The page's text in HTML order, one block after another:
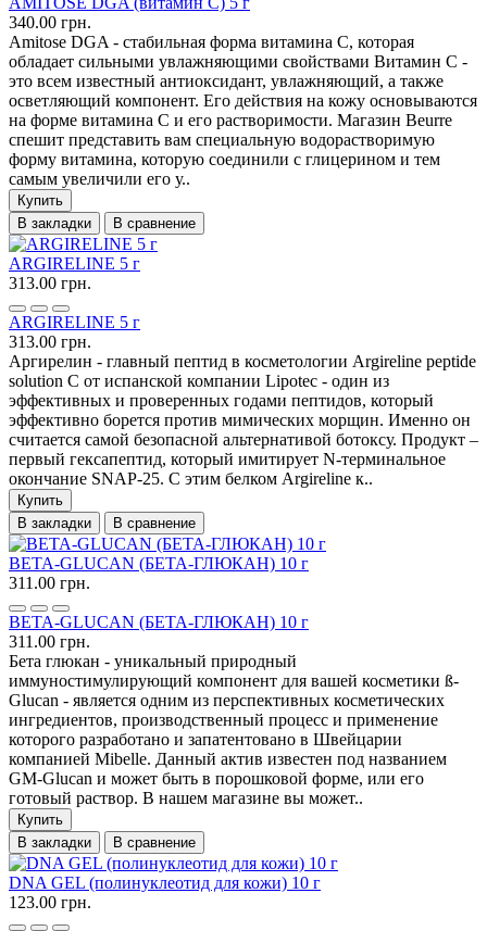
340.00 грн.
Amitose DGA - стабильная форма витамина С, которая
обладает сильными увлажняющими свойствами Витамин С -
это всем известный антиоксидант, увлажняющий, а также
осветляющий компонент. Его действия на кожу основываются
на форме витамина С и его растворимости. Магазин Beurre
спешит представить вам специальную водорастворимую
форму витамина, которую соединили с глицерином и тем
самым увеличили его у..
Купить
В закладки
В сравнение
ARGIRELINE 5 г
313.00 грн.
ARGIRELINE 5 г
313.00 грн.
Аргирелин - главный пептид в косметологии Argireline peptide
solution C от испанской компании Lipotec - один из
эффективных и проверенных годами пептидов, который
эффективно борется против мимических морщин. Именно он
считается самой безопасной альтернативой ботоксу. Продукт –
первый гексапептид, который имитирует N-терминальное
окончание SNAP-25. С этим белком Argireline к..
Купить
В закладки
В сравнение
BETA-GLUCAN (БЕТА-ГЛЮКАН) 10 г
311.00 грн.
BETA-GLUCAN (БЕТА-ГЛЮКАН) 10 г
311.00 грн.
Бета глюкан - уникальный природный
иммуностимулирующий компонент для вашей косметики ß-
Glucan - является одним из перспективных косметических
ингредиентов, производственный процесс и применение
которого разработано и запатентовано в Швейцарии
компанией Mibelle. Данный актив известен под названием
GM-Glucan и может быть в порошковой форме, или его
готовый раствор. В нашем магазине вы может..
Купить
В закладки
В сравнение
DNA GEL (полинуклеотид для кожи) 10 г
123.00 грн.